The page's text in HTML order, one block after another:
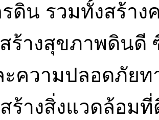
ดิน รวมทั้งสร้า
ร้างสุขภาพดินดี
ความปลอดภัยท
ร้างสิ่งแวดล้อม